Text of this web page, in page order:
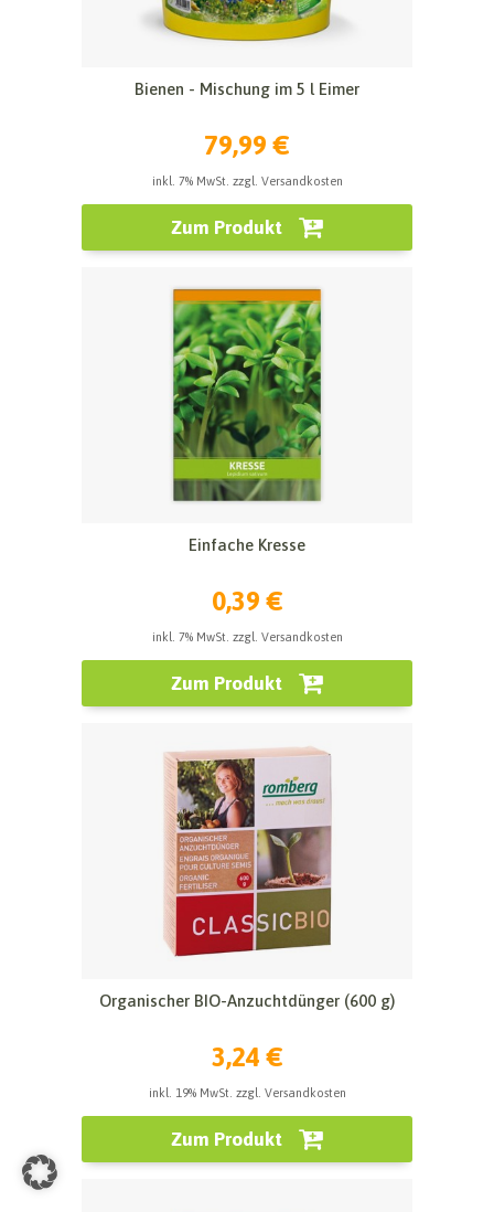
Bienen - Mischung im 5 l Eimer
79,99 €
inkl. 7% MwSt. zzgl. Versandkosten
Zum Produkt
Einfache Kresse
0,39 €
inkl. 7% MwSt. zzgl. Versandkosten
Zum Produkt
Organischer BIO-Anzuchtdünger (600 g)
3,24 €
inkl. 19% MwSt. zzgl. Versandkosten
Zum Produkt